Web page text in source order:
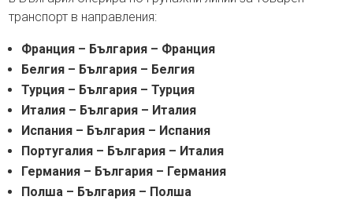
транспорт в направления:
Франция – България – Франция
Белгия – България – Белгия
Турция – България – Турция
Италия – България – Италия
Испания – България – Испания
Португалия – България – Италия
Германия – България – Германия
Полша – България – Полша